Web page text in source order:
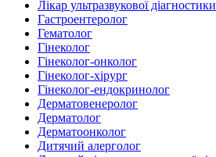
Лікар ультразвукової діагностики
Гастроентеролог
Гематолог
Гінеколог
Гінеколог-онколог
Гінеколог-хірург
Гінеколог-ендокринолог
Дерматовенеролог
Дерматолог
Дерматоонколог
Дитячий алерголог